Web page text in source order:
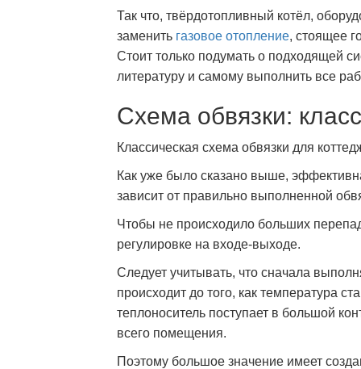
Так что, твёрдотопливный котёл,
заменить газовое отопление, стоящее
Стоит только подумать о подходящей
литературу и самому выполнить все
Схема обвязки:
Классическая схема обвязки для
Как уже было сказано выше,
зависит от правильно выполненной
Чтобы не происходило больших
регулировке на входе-выходе.
Следует учитывать, что сначала
происходит до того, как температура
теплоноситель поступает в большой
всего помещения.
Поэтому большое значение имеет